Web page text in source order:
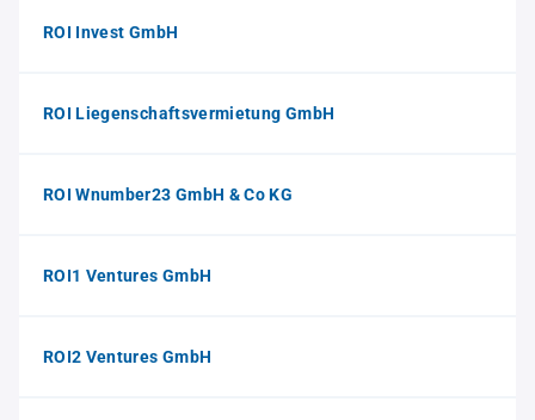
ROI Invest GmbH
ROI Liegenschaftsvermietung GmbH
ROI Wnumber23 GmbH & Co KG
ROI1 Ventures GmbH
ROI2 Ventures GmbH